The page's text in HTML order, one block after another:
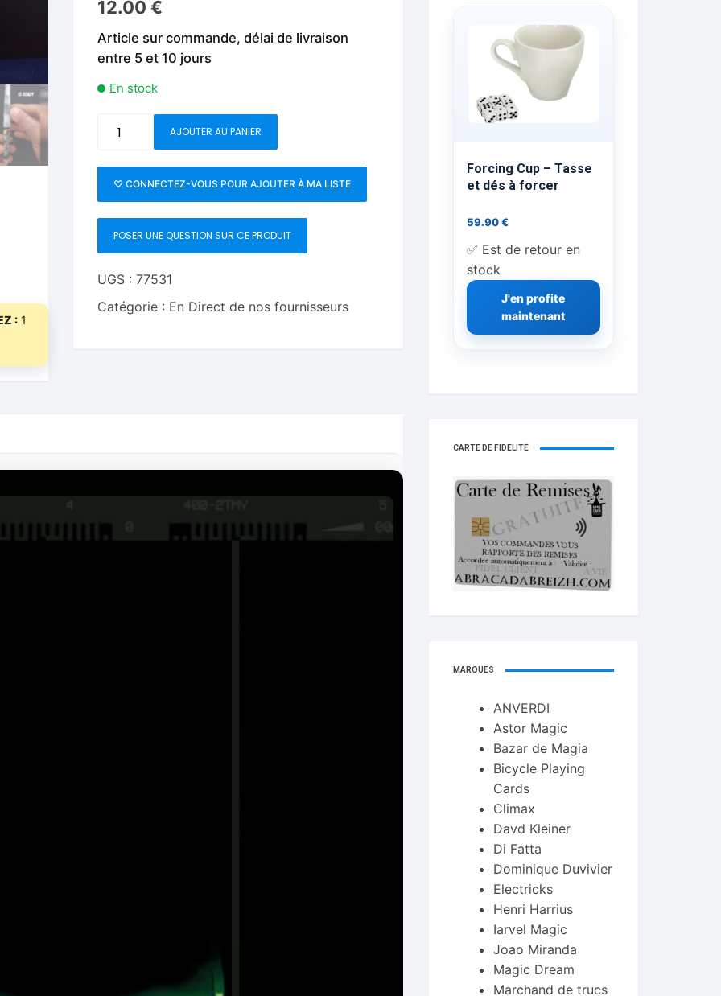
Foulards C.Up
Feu
Mentalisme salon et scène
Livres sur la Magie
Livres en Anglais
: 1
12.00€
Article sur commande, délai de livraison
entre 5 et 10 jours
En stock
Painting
Refill
by
Alien
Magic
AJOUTER AU PANIER
♡ CONNECTEZ-VOUS POUR AJOUTER À MA LISTE
POSER UNE QUESTION SUR CE PRODUIT
UGS :77531
Catégorie : En Direct de nos fournisseurs
Forcing Cup – Tasse
et dés à forcer
59.90€
✅ Est de retour en
stock
J'en profite
maintenant
CARTE DE FIDELITÉ
MARQUES
ANVERDI
Astor Magic
Bazar de Magia
Bicycle Playing
Cards
Climax
Davd Kleiner
Di Fatta
Dominique Duvivier
Electricks
Henri Harrius
Iarvel Magic
Joao Miranda
Magic Dream
Marchand de trucs